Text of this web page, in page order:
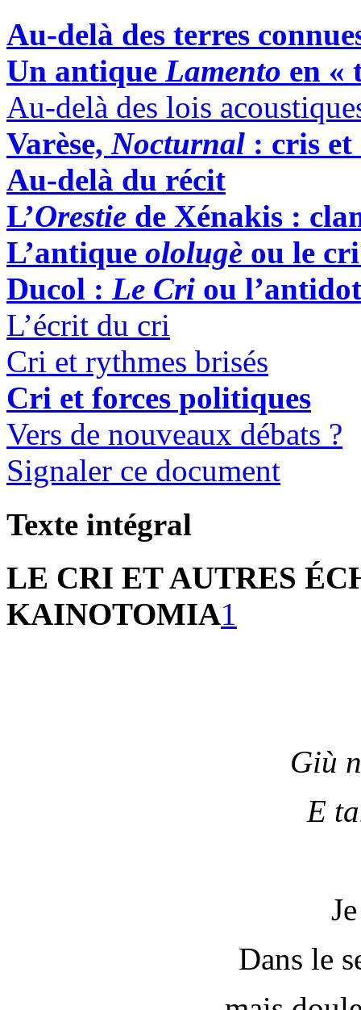
Au-delà des terres
Un antique Lamento en «
Au-delà des lois
Varèse, Nocturnal : cris et
Au-delà du récit
L’Orestie de Xénakis :
L’antique ololugè ou le
Ducol : Le Cri ou
L’écrit du cri
Cri et rythmes brisés
Cri et forces politiques
Vers de nouveaux débats ?
Signaler ce document
Texte intégral
LE CRI ET AUTRES
KAINOTOMIA1
Giù
E
Dans le